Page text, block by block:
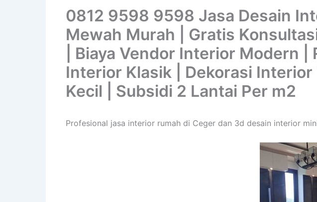
0812 9598 9598 Jasa Desain
Mewah Murah | Gratis
| Biaya Vendor Interior Modern
Interior Klasik | Dekorasi
Kecil | Subsidi 2 Lantai Per m2
Profesional jasa interior rumah di Ceger dan 3d desain interior